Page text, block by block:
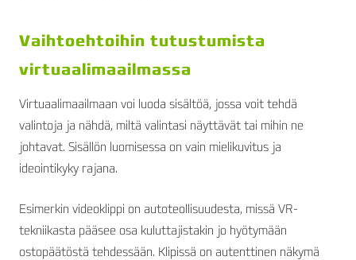
Vaihtoehtoihin tutustumista
virtuaalimaailmassa
Virtuaalimaailmaan voi luoda sisältöä, jossa voit tehdä
valintoja ja nähdä, miltä valintasi näyttävät tai mihin ne
johtavat. Sisällön luomisessa on vain mielikuvitus ja
ideointikyky rajana.
Esimerkin videoklippi on autoteollisuudesta, missä VR-
tekniikasta pääsee osa kuluttajistakin jo hyötymään
ostopäätöstä tehdessään. Klipissä on autenttinen näkymä